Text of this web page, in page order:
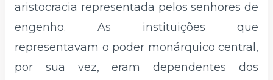
aristocracia representada pelos senhores de
engenho. As instituições que
representavam o poder monárquico central,
por sua vez, eram dependentes dos